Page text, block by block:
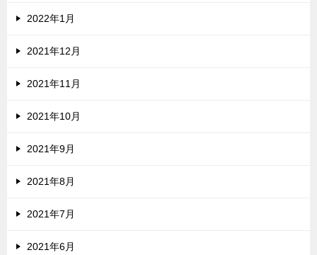
2022年1月
2021年12月
2021年11月
2021年10月
2021年9月
2021年8月
2021年7月
2021年6月